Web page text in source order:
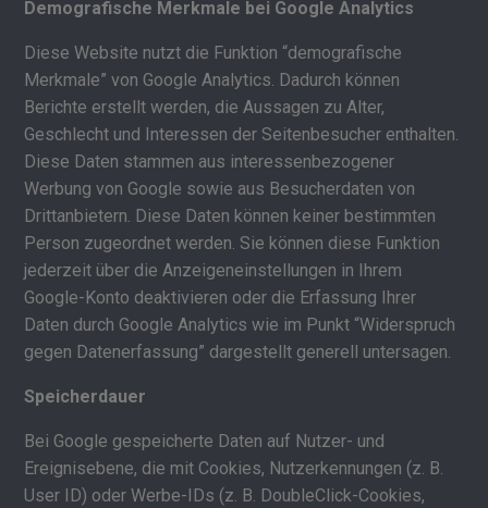
Demografische Merkmale bei Google Analytics
Diese Website nutzt die Funktion “demografische
Merkmale” von Google Analytics. Dadurch können
Berichte erstellt werden, die Aussagen zu Alter,
Geschlecht und Interessen der Seitenbesucher enthalten.
Diese Daten stammen aus interessenbezogener
Werbung von Google sowie aus Besucherdaten von
Drittanbietern. Diese Daten können keiner bestimmten
Person zugeordnet werden. Sie können diese Funktion
jederzeit über die Anzeigeneinstellungen in Ihrem
Google-Konto deaktivieren oder die Erfassung Ihrer
Daten durch Google Analytics wie im Punkt “Widerspruch
gegen Datenerfassung” dargestellt generell untersagen.
Speicherdauer
Bei Google gespeicherte Daten auf Nutzer- und
Ereignisebene, die mit Cookies, Nutzerkennungen (z. B.
User ID) oder Werbe-IDs (z. B. DoubleClick-Cookies,